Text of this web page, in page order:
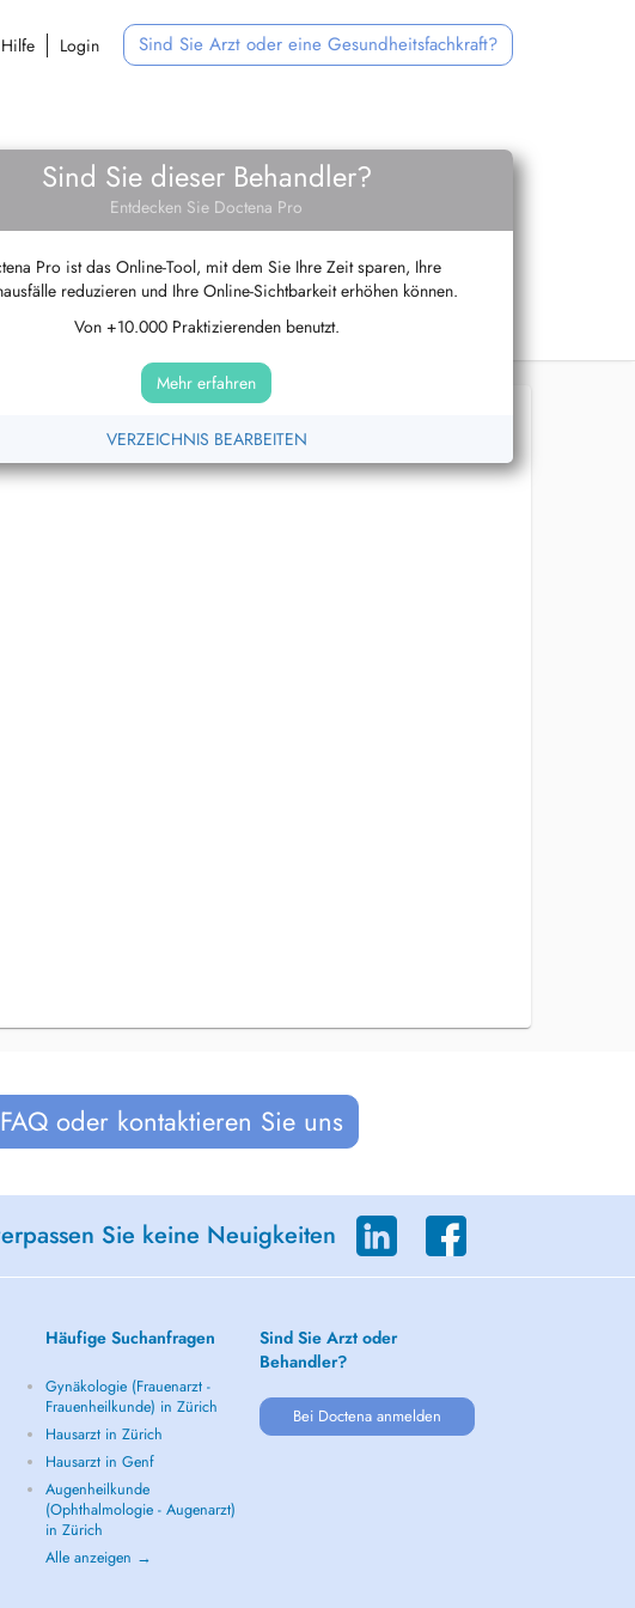
Hilfe Login Sind Sie Arzt oder eine Gesundheitsfachkraft?
Sind Sie dieser Behandler?
Entdecken Sie Doctena Pro
Pro ist das Online-Tool, mit dem Sie Ihre Zeit sparen, Ihre
reduzieren und Ihre Online-Sichtbarkeit erhöhen können.
Von +10.000 Praktizierenden benutzt.
Mehr erfahren
VERZEICHNIS BEARBEITEN
oder kontaktieren Sie uns
Sie keine Neuigkeiten
Häufige Suchanfragen
Gynäkologie (Frauenarzt -
Frauenheilkunde) in Zürich
Hausarzt in Zürich
Hausarzt in Genf
Augenheilkunde
(Ophthalmologie - Augenarzt)
in Zürich
Alle anzeigen →
Sind Sie Arzt oder
Behandler?
Bei Doctena anmelden